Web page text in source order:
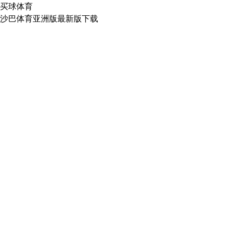
买球体育
沙巴体育亚洲版最新版下载